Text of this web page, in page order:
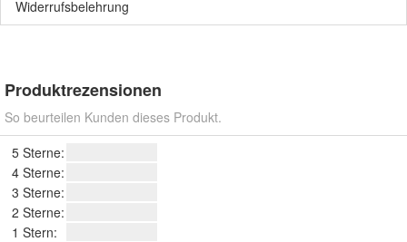
Widerrufsbelehrung
Produktrezensionen
So beurteilen Kunden dieses Produkt.
5 Sterne:
4 Sterne:
3 Sterne:
2 Sterne:
1 Stern: